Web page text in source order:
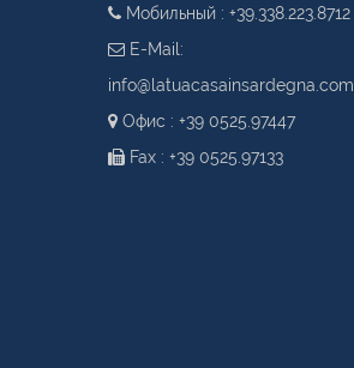
Мобильный : +39.338.223.8712
E-Mail:
info@latuacasainsardegna.com
Офис : +39 0525.97447
Fax : +39 0525.97133